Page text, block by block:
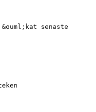
senaste